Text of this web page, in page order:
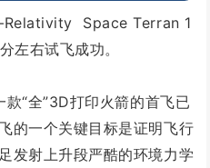
Space Terran 1
左右试飞成功。
“全”3D打印火箭的首飞已
的一个关键目标是证明飞行
发射上升段严酷的环境力学